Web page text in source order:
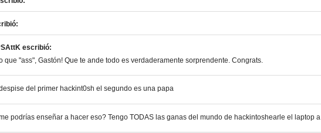
escribió:
que "ass", Gastón! Que te ande todo es verdaderamente sorprendente. Congrats.
del primer hackint0sh el segundo es una papa
podrías enseñar a hacer eso? Tengo TODAS las ganas del mundo de hackintoshearle el laptop